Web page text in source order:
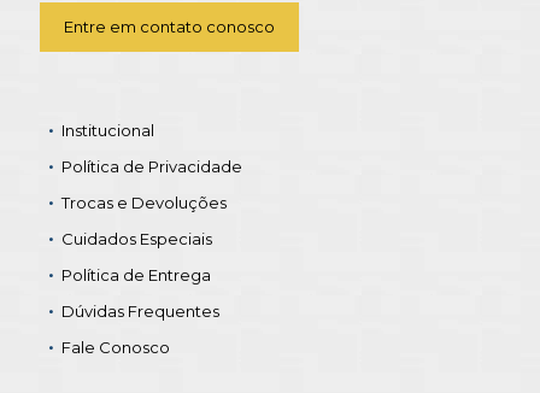
Entre em contato conosco
Institucional
Política de Privacidade
Trocas e Devoluções
Cuidados Especiais
Política de Entrega
Dúvidas Frequentes
Fale Conosco